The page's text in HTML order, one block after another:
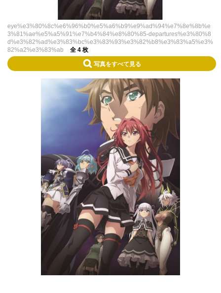
eye%e3%80%8c%e6%96%b0%e5%a6%b9%e9%ad%94%e7%8e%8b%e
3%81%ae%e5%a5%91%e7%b4%84%e8%80%85-departures%e3%80%8
d%e3%82%ad%e3%83%bc%e3%83%93%e3%82%b8%e3%83%a5%e3%
82%a2%e3%83%ab
全 4 枚
写真をすべて見る